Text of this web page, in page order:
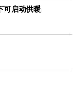
可启动供暖